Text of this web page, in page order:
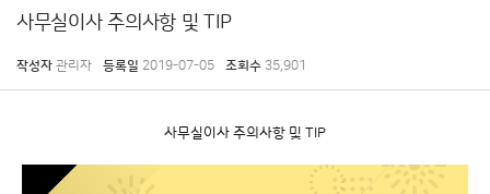
사무실이사 주의사항 및 TIP
작성자 관리자 등록일 2019-07-05 조회수 35,901
사무실이사 주의사항 및 TIP